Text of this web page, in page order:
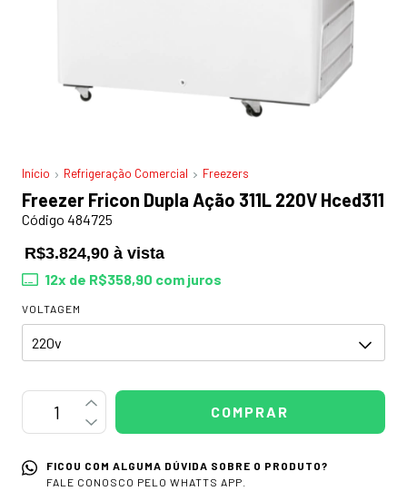
Início Refrigeração Comercial Freezers
Freezer Fricon Dupla Ação 311L 220V Hced311
Código 484725
R$3.824,90 à vista
12x de R$358,90 com juros
VOLTAGEM
FICOU COM ALGUMA DÚVIDA SOBRE O PRODUTO?
FALE CONOSCO PELO WHATTS APP.